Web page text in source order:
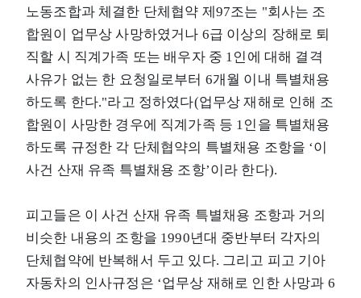
노동조합과 체결한 단체협약 제97조는 "회사는 조
합원이 업무상 사망하였거나 6급 이상의 장해로 퇴
직할 시 직계가족 또는 배우자 중 1인에 대해 결격
사유가 없는 한 요청일로부터 6개월 이내 특별채용
하도록 한다."라고 정하였다(업무상 재해로 인해 조
합원이 사망한 경우에 직계가족 등 1인을 특별채용
하도록 규정한 각 단체협약의 특별채용 조항을 ‘이
사건 산재 유족 특별채용 조항’이라 한다).
피고들은 이 사건 산재 유족 특별채용 조항과 거의
비슷한 내용의 조항을 1990년대 중반부터 각자의
단체협약에 반복해서 두고 있다. 그리고 피고 기아
자동차의 인사규정은 ‘업무상 재해로 인한 사망과 6